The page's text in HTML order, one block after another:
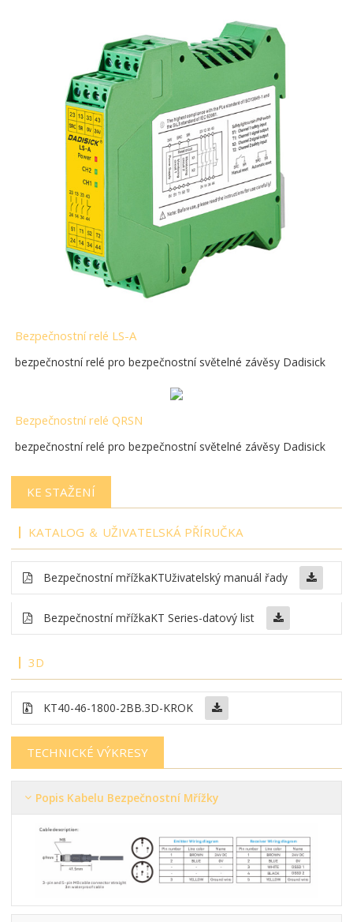
Bezpečnostní relé LS-A
bezpečnostní relé pro bezpečnostní světelné závěsy Dadisick
Bezpečnostní relé QRSN
bezpečnostní relé pro bezpečnostní světelné závěsy Dadisick
KE STAŽENÍ
KATALOG ＆ UŽIVATELSKÁ PŘÍRUČKA
Bezpečnostní mřížkaKTUživatelský manuál řady
Bezpečnostní mřížkaKT Series-datový list
3D
KT40-46-1800-2BB.3D-KROK
TECHNICKÉ VÝKRESY
Popis Kabelu Bezpečnostní Mřížky